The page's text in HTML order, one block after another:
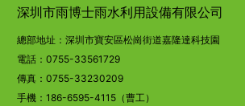
深圳市雨博士雨水利用設備有限公司
總部地址：深圳市寶安區松崗街道嘉隆達科技園
電話：0755-33561729
傳真：0755-33230209
手機：186-6595-4115（曹工）